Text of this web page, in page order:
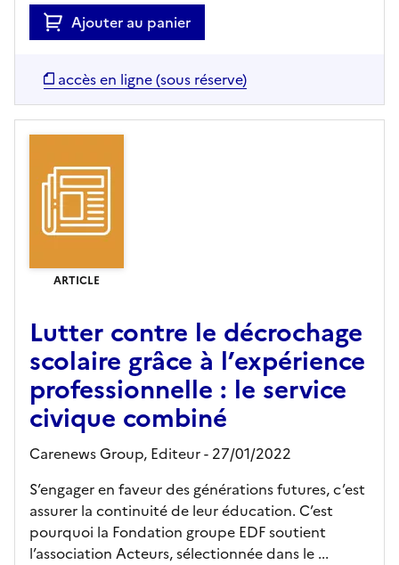
Ajouter au panier
accès en ligne (sous réserve)
ARTICLE
Lutter contre le décrochage
scolaire grâce à l’expérience
professionnelle : le service
civique combiné
Carenews Group, Editeur- 27/01/2022
S’engager en faveur des générations futures, c’est
assurer la continuité de leur éducation. C’est
pourquoi la Fondation groupe EDF soutient
l’association Acteurs, sélectionnée dans le ...